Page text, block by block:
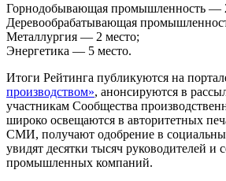
Горнодобывающая промышленность —
Деревообрабатывающая
Металлургия — 2 место;
Энергетика — 5 место.
Итоги Рейтинга публикуются на
производством», анонсируются в
участникам Сообщества
широко освещаются в авторитетных
СМИ, получают одобрение в
увидят десятки тысяч руководителей и
промышленных компаний.